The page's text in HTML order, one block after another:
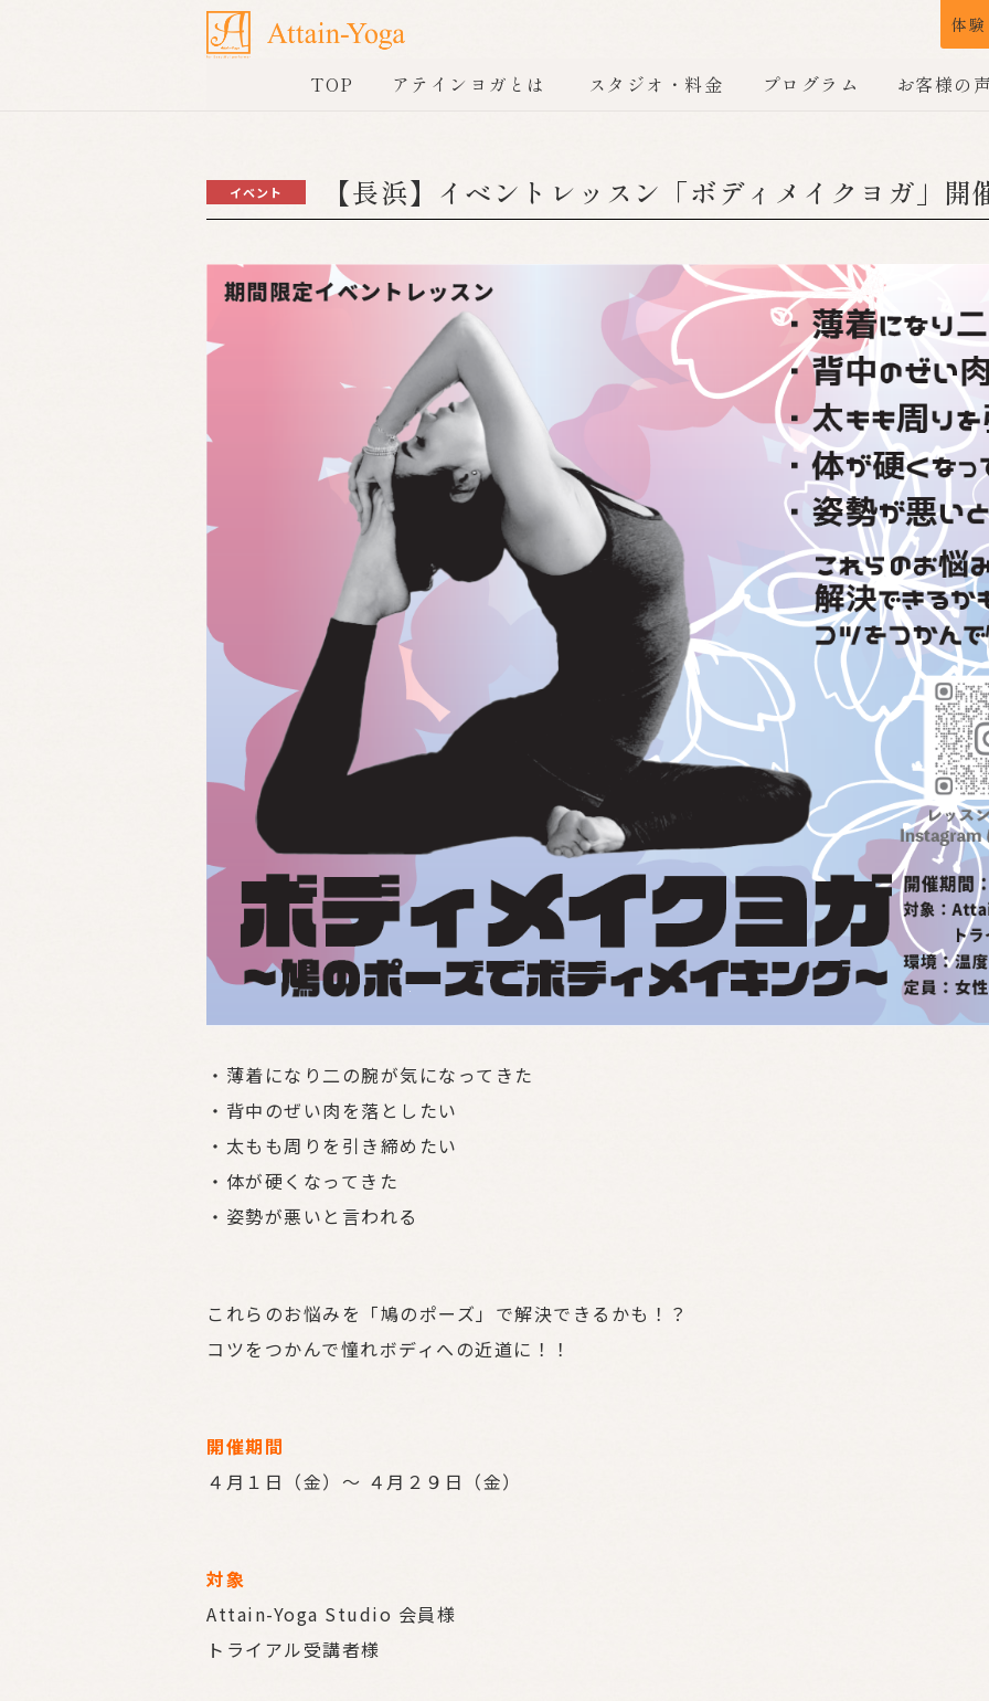
体
TOP アテインヨガとは スタジオ・料金 プログラム お客様の
イベント 【長浜】イベントレッスン「ボディメイクヨガ」開
・薄着になり二の腕が気になってきた
・背中のぜい肉を落としたい
・太もも周りを引き締めたい
・体が硬くなってきた
・姿勢が悪いと言われる
これらのお悩みを「鳩のポーズ」で解決できるかも！？
コツをつかんで憧れボディへの近道に！！
開催期間
４月１日（金）～ ４月２９日（金）
対象
Attain-Yoga Studio 会員様
トライアル受講者様